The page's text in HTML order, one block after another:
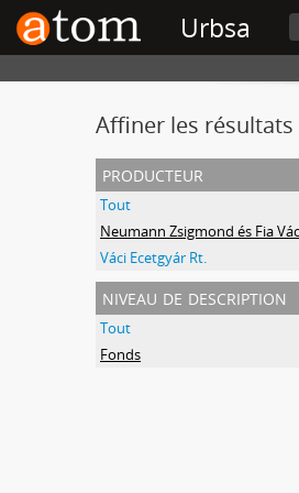
Urbsa
Affiner les résultats
producteur
Tout
Váci Ecetgyár Rt.
niveau de description
Tout
Fonds